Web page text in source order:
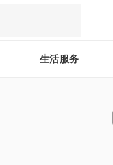
生活服务